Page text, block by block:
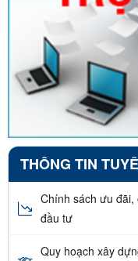
THÔNG TIN
Chính sách ưu
đầu tư
Quy hoạch xây